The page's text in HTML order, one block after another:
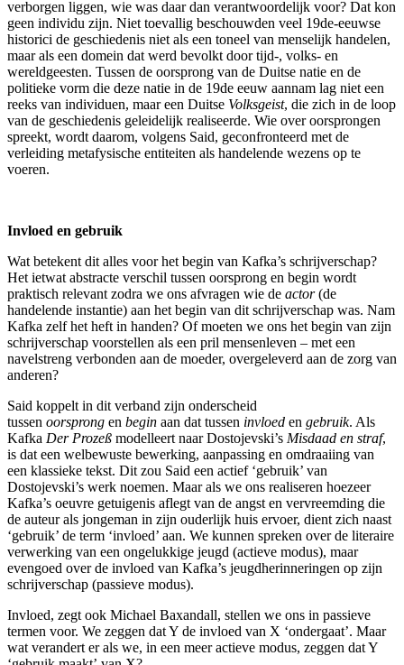
verborgen liggen, wie was daar dan verantwoordelijk voor? Dat kon
geen individu zijn. Niet toevallig beschouwden veel 19de-eeuwse
historici de geschiedenis niet als een toneel van menselijk handelen,
maar als een domein dat werd bevolkt door tijd-, volks- en
wereldgeesten. Tussen de oorsprong van de Duitse natie en de
politieke vorm die deze natie in de 19de eeuw aannam lag niet een
reeks van individuen, maar een Duitse Volksgeist, die zich in de loop
van de geschiedenis geleidelijk realiseerde. Wie over oorsprongen
spreekt, wordt daarom, volgens Said, geconfronteerd met de
verleiding metafysische entiteiten als handelende wezens op te
voeren.
Invloed en gebruik
Wat betekent dit alles voor het begin van Kafka’s schrijverschap?
Het ietwat abstracte verschil tussen oorsprong en begin wordt
praktisch relevant zodra we ons afvragen wie de actor(de
handelende instantie) aan het begin van dit schrijverschap was. Nam
Kafka zelf het heft in handen? Of moeten we ons het begin van zijn
schrijverschap voorstellen als een pril mensenleven – met een
navelstreng verbonden aan de moeder, overgeleverd aan de zorg van
anderen?
Said koppelt in dit verband zijn onderscheid
tussen oorsprong en begin aan dat tussen invloed en gebruik. Als
Kafka Der Prozeß modelleert naar Dostojevski’s Misdaad en straf,
is dat een welbewuste bewerking, aanpassing en omdraaiing van
een klassieke tekst. Dit zou Said een actief ‘gebruik’ van
Dostojevski’s werk noemen. Maar als we ons realiseren hoezeer
Kafka’s oeuvre getuigenis aflegt van de angst en vervreemding die
de auteur als jongeman in zijn ouderlijk huis ervoer, dient zich naast
‘gebruik’ de term ‘invloed’ aan. We kunnen spreken over de literaire
verwerking van een ongelukkige jeugd (actieve modus), maar
evengoed over de invloed van Kafka’s jeugdherinneringen op zijn
schrijverschap (passieve modus).
Invloed, zegt ook Michael Baxandall, stellen we ons in passieve
termen voor. We zeggen dat Y de invloed van X ‘ondergaat’. Maar
wat verandert er als we, in een meer actieve modus, zeggen dat Y